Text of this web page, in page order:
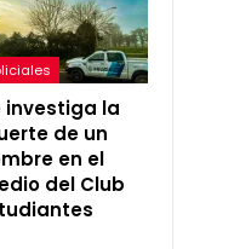
investiga la
de un
en el
del Club